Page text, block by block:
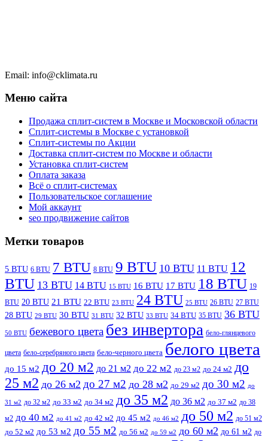
Email: info@cklimata.ru
Меню сайта
Продажа сплит-систем в Москве и Московской области
Сплит-системы в Москве с установкой
Сплит-системы по Акции
Доставка сплит-систем по Москве и области
Установка сплит-систем
Оплата заказа
Всё о сплит-системах
Пользовательское соглашение
Мой аккаунт
seo продвижение сайтов
Метки товаров
5 BTU 6 BTU 7 BTU 8 BTU 9 BTU 10 BTU 11 BTU 12
BTU 13 BTU 14 BTU 15 BTU 16 BTU 17 BTU 18 BTU 19
BTU 20 BTU 21 BTU 22 BTU 23 BTU 24 BTU 25 BTU 26 BTU 27 BTU
28 BTU 29 BTU 30 BTU 31 BTU 32 BTU 33 BTU 34 BTU 35 BTU 36 BTU
50 BTU бежевого цвета без инвертора бело-глянцевого
цвета бело-серебряного цвета бело-черного цвета белого цвета
до 15 м2 до 20 м2 до 21 м2 до 22 м2 до 23 м2 до 24 м2 до
25 м2 до 26 м2 до 27 м2 до 28 м2 до 29 м2 до 30 м2 до
31 м2 до 32 м2 до 33 м2 до 34 м2 до 35 м2 до 36 м2 до 37 м2 до 38
м2 до 40 м2 до 41 м2 до 42 м2 до 45 м2 до 46 м2 до 50 м2 до 51 м2
до 52 м2 до 53 м2 до 55 м2 до 56 м2 до 59 м2 до 60 м2 до 61 м2 до